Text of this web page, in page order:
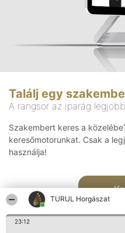
TURUL Horgászat
23:12
Találj egy
A rangsor az iparág
Szakembert keres a
keresőmotorunkat. Csak a
használja!